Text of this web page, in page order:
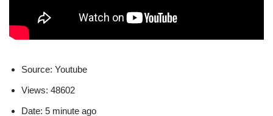
Source: Youtube
Views: 48602
Date: 5 minute ago